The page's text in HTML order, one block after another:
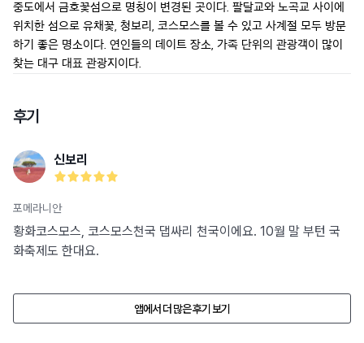
중도에서 금호꽃섬으로 명칭이 변경된 곳이다. 팔달교와 노곡교 사이에
위치한 섬으로 유채꽃, 청보리, 코스모스를 볼 수 있고 사계절 모두 방문
하기 좋은 명소이다. 연인들의 데이트 장소, 가족 단위의 관광객이 많이
찾는 대구 대표 관광지이다.
후기
신보리
포메라니안
황화코스모스, 코스모스천국 댑싸리 천국이에요. 10월 말 부턴 국
화축제도 한대요.
앱에서 더 많은 후기 보기